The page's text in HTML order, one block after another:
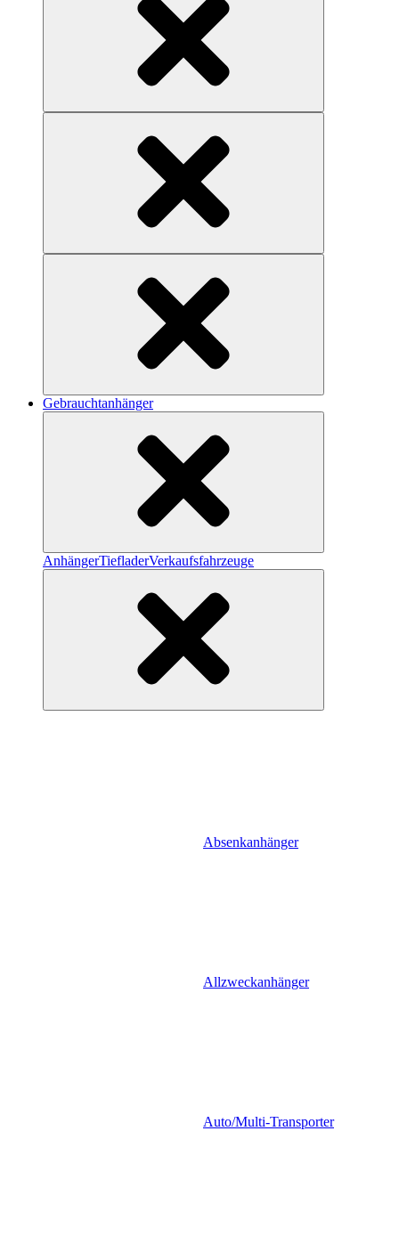
Gebrauchtanhänger
AnhängerTiefladerVerkaufsfahrzeuge
Absenkanhänger
Allzweckanhänger
Auto/Multi-Transporter